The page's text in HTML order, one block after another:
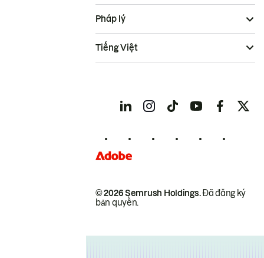
© 2026 Semrush Holdings.Đã đăng ký
bản quyền.
Pháp lý
Tiếng Việt